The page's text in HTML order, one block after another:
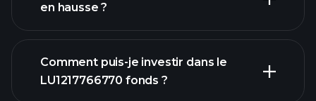
avancé
en hausse ?
Comment puis-je investir dans le
LU1217766770 fonds ?